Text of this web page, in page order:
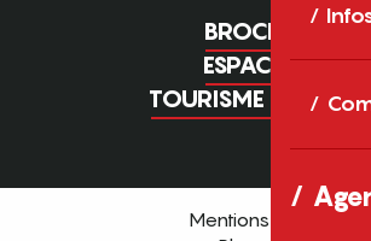
BROCHURES
ESPACE PRO
TOURISME
Mentions légales